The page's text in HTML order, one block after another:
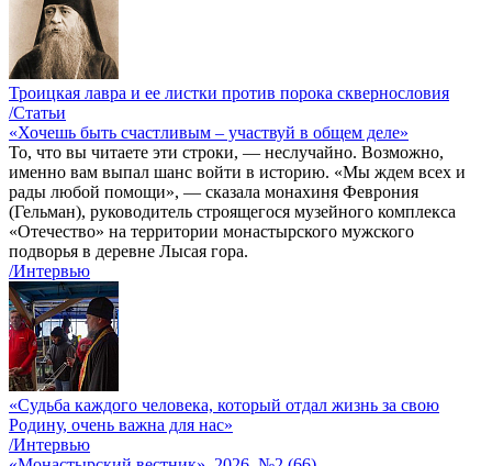
Троицкая лавра и ее листки против порока сквернословия
/Статьи
«Хочешь быть счастливым – участвуй в общем деле»
То, что вы читаете эти строки, — неслучайно. Возможно,
именно вам выпал шанс войти в историю. «Мы ждем всех и
рады любой помощи», — сказала монахиня Феврония
(Гельман), руководитель строящегося музейного комплекса
«Отечество» на территории монастырского мужского
подворья в деревне Лысая гора.
/Интервью
«Судьба каждого человека, который отдал жизнь за свою
Родину, очень важна для нас»
/Интервью